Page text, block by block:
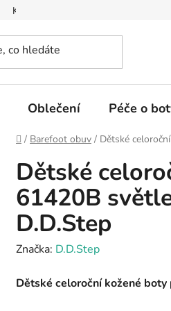
Kontakty na prodejny
Oblečení Péče o
Domů
/ Barefoot obuv / Dětské
Dětské
61420B
D.D.Step
Značka: D.D.Step
Dětské celoroční kožené